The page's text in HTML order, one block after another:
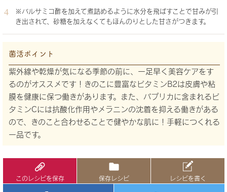
※バルサミコ酢を加えて煮詰めるように水分を飛ばすことで甘みが引
き出されて、砂糖を加えなくてもほんのりとした甘さがつきます。
菌活ポイント
紫外線や乾燥が気になる季節の前に、一足早く美容ケアをす
るのがオススメです！きのこに豊富なビタミンB2は皮膚や粘
膜を健康に保つ働きがあります。また、パプリカに含まれるビ
タミンCには抗酸化作用やメラニンの沈着を抑える働きがある
ので、きのこと合わせることで健やかな肌に！手軽につくれる
一品です。
このレシピを保存 保存レシピ レシピを書く